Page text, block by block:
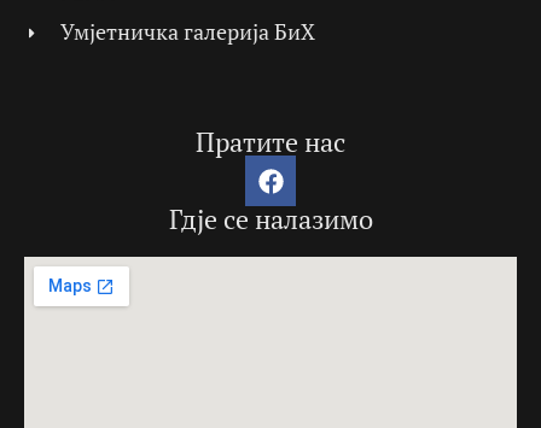
Умјетничка галерија БиХ
Пратите нас
Гдје се налазимо